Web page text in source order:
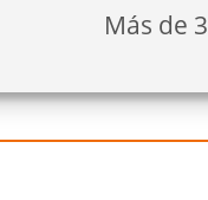
Más de